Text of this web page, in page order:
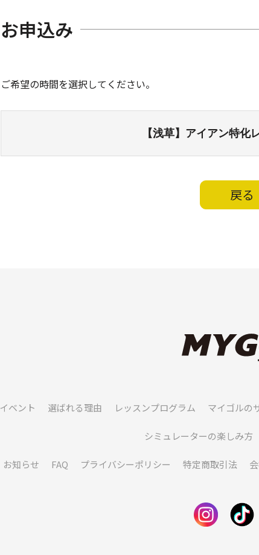
お申込み
ご希望の時間を選択してください。
【浅草】アイアン特化
戻る
イベント 選ばれる理由 レッスンプログラム マイゴルの
シミュレーターの楽しみ方
お知らせ FAQ プライバシーポリシー 特定商取引法